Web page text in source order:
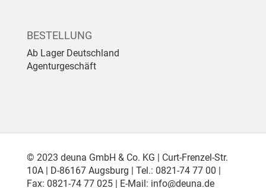
BESTELLUNG
Ab Lager Deutschland
Agenturgeschäft
© 2023 deuna GmbH & Co. KG | Curt-Frenzel-Str.
10A | D-86167 Augsburg | Tel.: 0821-74 77 00 |
Fax: 0821-74 77 025 | E-Mail: info@deuna.de